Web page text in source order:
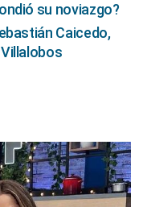
su noviazgo?
Caicedo,